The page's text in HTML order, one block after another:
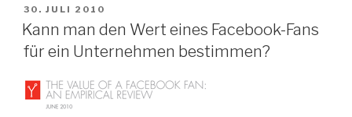
VERÖFFENTLICHT
AM
30. JULI 2010
Kann man den Wert eines Facebook-Fans
für ein Unternehmen bestimmen?